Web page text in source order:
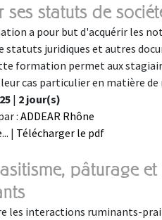
ses statuts de
a pour but d'acquérir les
statuts juridiques et autres
formation permet aux
cas particulier en matière
| 2 jour(s)
: ADDEAR Rhône
| Télécharger le pdf
pâturage
les interactions ruminants-